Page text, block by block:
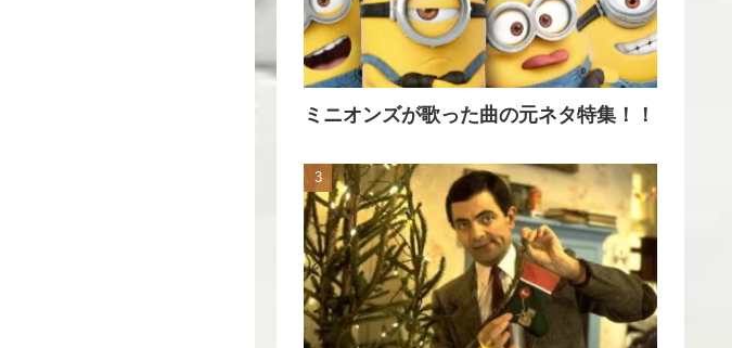
ミニオンズが歌った曲の元ネタ特集！！